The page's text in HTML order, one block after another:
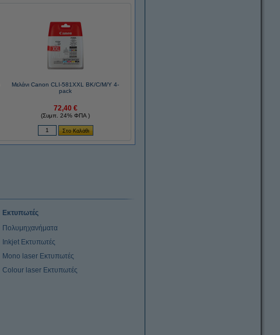
Μελάνι Canon CLI-581XXL BK/C/M/Y 4-
pack
72,40 €
(Συμπ. 24% ΦΠΑ )
Εκτυπωτές
Πολυμηχανήματα
Inkjet Εκτυπωτές
Mono laser Εκτυπωτές
Colour laser Εκτυπωτές